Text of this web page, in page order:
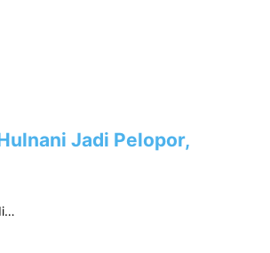
Jadi Pelopor,